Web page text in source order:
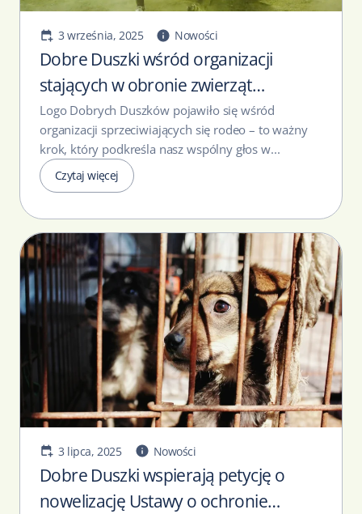
3 września, 2025 Nowości
Dobre Duszki wśród organizacji
stających w obronie zwierząt
wykorzystywanych dla rozrywki
Logo Dobrych Duszków pojawiło się wśród
organizacji sprzeciwiających się rodeo – to ważny
krok, który podkreśla nasz wspólny głos w...
Czytaj więcej
3 lipca, 2025 Nowości
Dobre Duszki wspierają petycję o
nowelizację Ustawy o ochronie